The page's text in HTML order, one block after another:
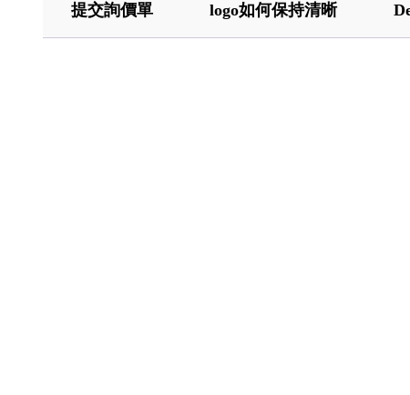
提交詢價單 logo如何保持清晰